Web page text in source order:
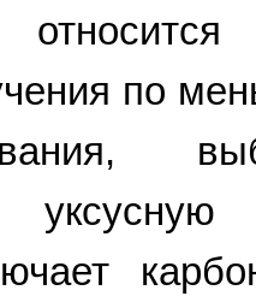
по
уксусную